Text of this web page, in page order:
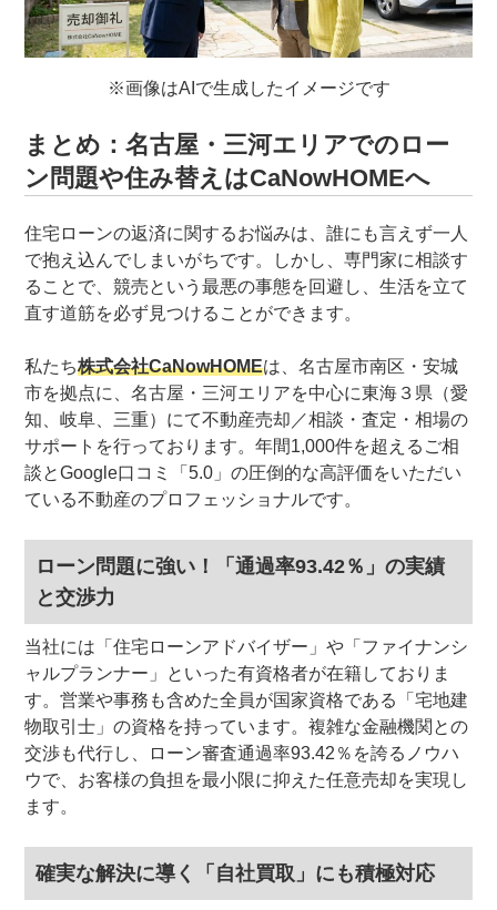
※画像はAIで生成したイメージです
まとめ：名古屋・三河エリアでのロー
ン問題や住み替えはCaNowHOMEへ
住宅ローンの返済に関するお悩みは、誰にも言えず一人
で抱え込んでしまいがちです。しかし、専門家に相談す
ることで、競売という最悪の事態を回避し、生活を立て
直す道筋を必ず見つけることができます。
私たち株式会社CaNowHOMEは、名古屋市南区・安城
市を拠点に、名古屋・三河エリアを中心に東海３県（愛
知、岐阜、三重）にて不動産売却／相談・査定・相場の
サポートを行っております。年間1,000件を超えるご相
談とGoogle口コミ「5.0」の圧倒的な高評価をいただい
ている不動産のプロフェッショナルです。
ローン問題に強い！「通過率93.42％」の実績
と交渉力
当社には「住宅ローンアドバイザー」や「ファイナンシ
ャルプランナー」といった有資格者が在籍しておりま
す。営業や事務も含めた全員が国家資格である「宅地建
物取引士」の資格を持っています。複雑な金融機関との
交渉も代行し、ローン審査通過率93.42％を誇るノウハ
ウで、お客様の負担を最小限に抑えた任意売却を実現し
ます。
確実な解決に導く「自社買取」にも積極対応